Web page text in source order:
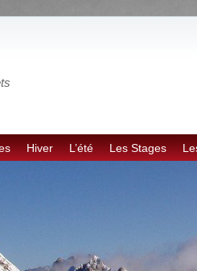
Hiver L’été Les Stages